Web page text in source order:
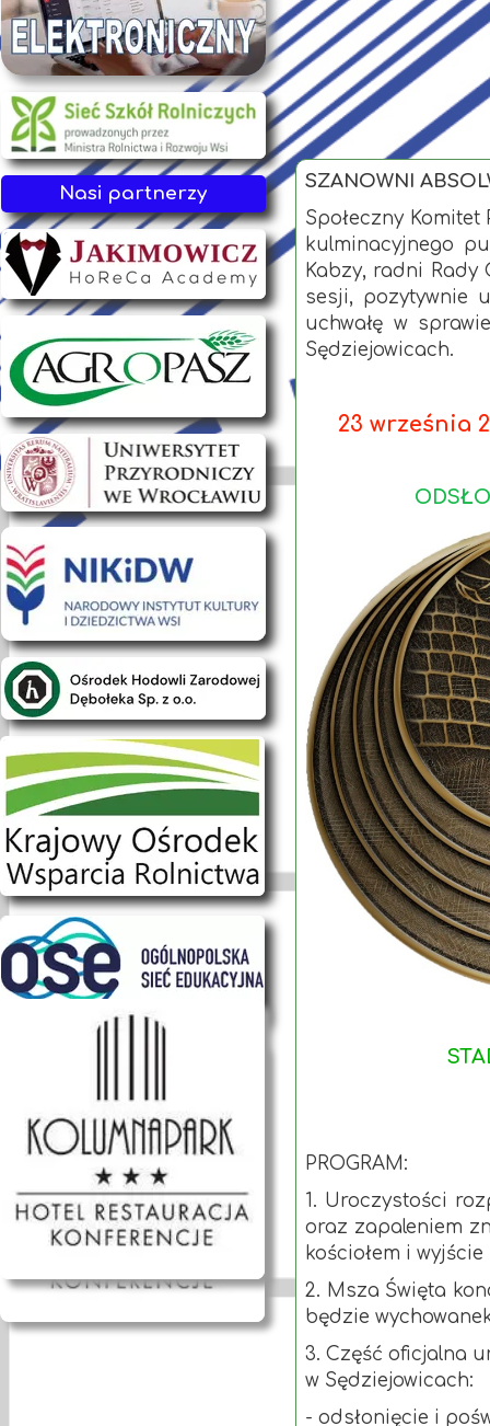
Nasi partnerzy
SZANOWNI
Społeczny
kulminacyjnego
Kabzy, radni Rady
sesji, pozytywnie
uchwałę w
Sędziejowicach.
23 września
PROGRAM:
1. Uroczystości
oraz zapaleniem
kościołem i
2. Msza Święta
będzie
3. Część oficjalna
w Sędziejowicach:
- odsłonięcie i